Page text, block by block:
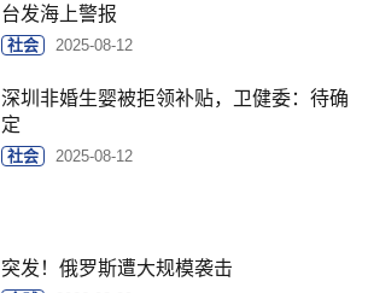
台发海上警报
社会 2025-08-12
深圳非婚生婴被拒领补贴，卫健委：待确
定
社会 2025-08-12
突发！俄罗斯遭大规模袭击